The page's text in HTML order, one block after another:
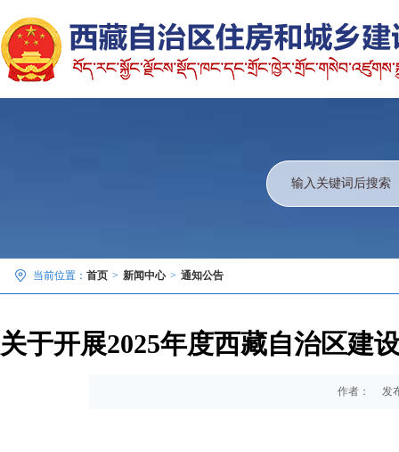
当前位置： 首页 > 新闻中心 > 通知公告
关于开展2025年度西藏自治区建
作者： 发